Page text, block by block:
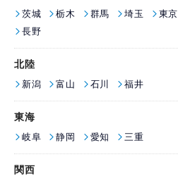
茨城
栃木 群馬 埼玉 東京
長野
北陸
新潟
富山 石川 福井
東海
岐阜
静岡 愛知 三重
関西